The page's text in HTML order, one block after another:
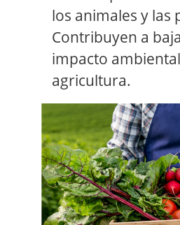
los animales y las
Contribuyen a
impacto
agricultura.